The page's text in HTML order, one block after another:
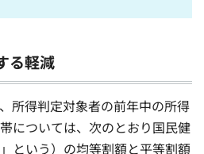
る軽減
所得判定対象者の前年中の所得
については、次のとおり国民健
という）の均等割額と平等割額